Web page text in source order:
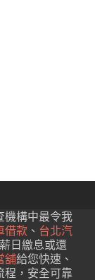
機構中最令我
借款 、 台北汽
日繳息或還
舖給您快速、
程，安全可靠